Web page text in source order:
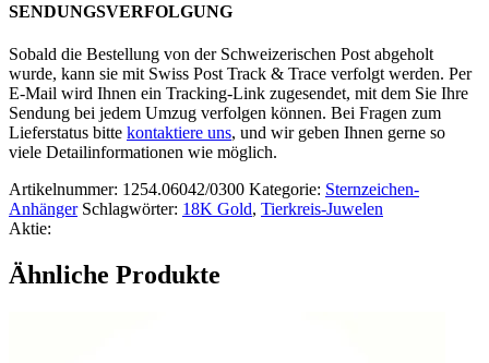
SENDUNGSVERFOLGUNG
Sobald die Bestellung von der Schweizerischen Post abgeholt
wurde, kann sie mit Swiss Post Track & Trace verfolgt werden. Per
E-Mail wird Ihnen ein Tracking-Link zugesendet, mit dem Sie Ihre
Sendung bei jedem Umzug verfolgen können. Bei Fragen zum
Lieferstatus bitte kontaktiere uns, und wir geben Ihnen gerne so
viele Detailinformationen wie möglich.
Artikelnummer: 1254.06042/0300 Kategorie: Sternzeichen-
Anhänger Schlagwörter: 18K Gold, Tierkreis-Juwelen
Aktie:
Ähnliche Produkte